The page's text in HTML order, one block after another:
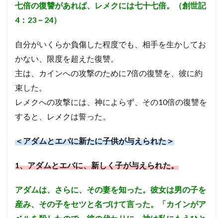
七倍の復讐があれば、レメクには七十七倍。
（創世記
4：23－24）
自分がいくらか負傷した程度でも、相手を生かしてお
かない、限度を超えた復讐。
主は、カインへの攻撃のために7倍の復讐を、彼に約
束した。
レメクへの攻撃には、神によらず、その10倍の復讐を
すると、レメクは誓った。
＜アダムとエバに新たに子供が与えられた＞
1、アダムとエバに、新しく子が与えられた。
アダムは、さらに、その妻を知った。彼女は男の子を
産み、その子をセツと名づけて言った。「カインがア